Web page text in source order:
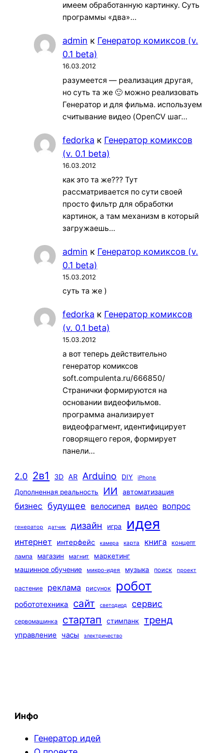
имеем обработанную картинку. Суть
программы «два»…
admin к Генератор комиксов (v.
0.1 beta)
16.03.2012
разумеется — реализация другая,
но суть та же 🙂 можно реализовать
Генератор и для фильма. используем
считывание видео (OpenCV шаг…
fedorka к Генератор комиксов
(v. 0.1 beta)
16.03.2012
как это та же??? Тут
рассматривается по сути своей
просто фильтр для обработки
картинок, а там механизм в который
загружаешь…
admin к Генератор комиксов (v.
0.1 beta)
15.03.2012
суть та же )
fedorka к Генератор комиксов
(v. 0.1 beta)
15.03.2012
а вот теперь действительно
генератор комиксов
soft.compulenta.ru/666850/
Странички формируются на
основании видеофильмов.
программа анализирует
видеофрагмент, идентифицирует
говорящего героя, формирует
панели…
2.0 2в1 3D AR Arduino DIY iPhone
Дополненная реальность ИИ автоматизация
бизнес будущее велосипед видео вопрос
генератор датчик дизайн игра идея
интернет интерфейс камера карта книга
концепт
лампа
магазин магнит
маркетинг
машинное обучение
микро-идея музыка поиск проект
растение реклама рисунок робот
робототехника сайт светодиод сервис
сервомашинка стартап стимпанк тренд
управление часы электричество
Инфо
Генератор идей